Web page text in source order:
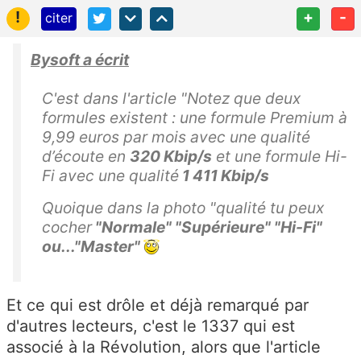
!
citer + -
Bysoft a écrit
C'est dans l'article "Notez que deux
formules existent : une formule Premium à
9,99 euros par mois avec une qualité
d’écoute en 320 Kbip/s et une formule Hi-
Fi avec une qualité 1 411 Kbip/s
Quoique dans la photo "qualité tu peux
cocher"Normale" "Supérieure" "Hi-Fi"
ou..."Master"
Et ce qui est drôle et déjà remarqué par
d'autres lecteurs, c'est le 1337 qui est
associé à la Révolution, alors que l'article